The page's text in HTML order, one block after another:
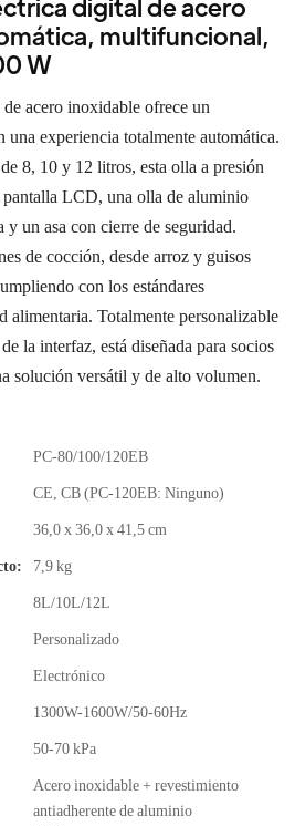
multifuncional,
W
acero inoxidable ofrece un
experiencia totalmente automática.
8, 10 y 12 litros, esta olla a presión
LCD, una olla de aluminio
y un asa con cierre de seguridad.
de cocción, desde arroz y guisos
con los estándares
alimentaria. Totalmente personalizable
la interfaz, está diseñada para socios
solución versátil y de alto volumen.
PC-80/100/120EB
CE, CB (PC-120EB: Ninguno)
36,0 x 36,0 x 41,5 cm
7,9 kg
8L/10L/12L
Personalizado
Electrónico
1300W-1600W/50-60Hz
50-70 kPa
Acero inoxidable + revestimiento
antiadherente de aluminio